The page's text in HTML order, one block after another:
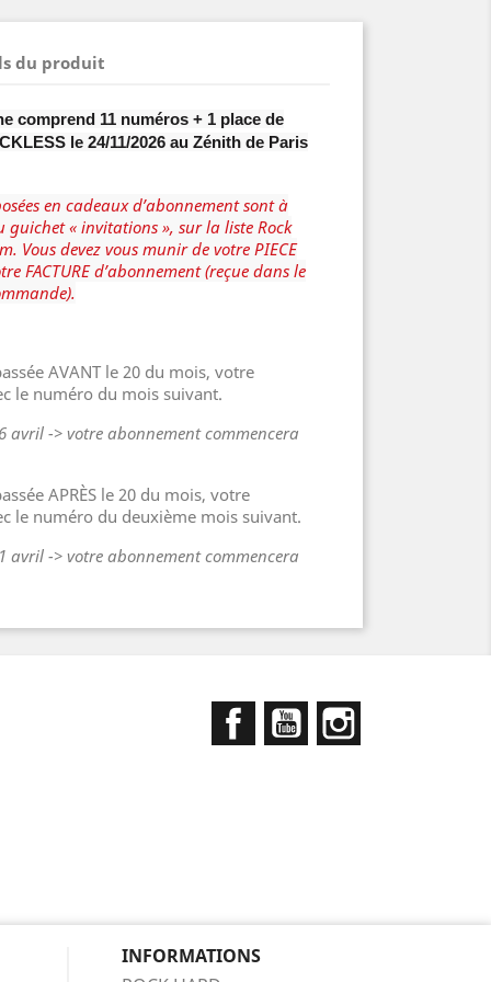
du produit
comprend 11 numéros + 1 place de
le 24/11/2026 au Zénith de Paris
en cadeaux d’abonnement sont à
« invitations », sur la liste Rock
Vous devez vous munir de votre PIECE
FACTURE d’abonnement (reçue dans le
AVANT le 20 du mois, votre
le numéro du mois suivant.
avril -> votre abonnement commencera
APRÈS le 20 du mois, votre
le numéro du deuxième mois suivant.
avril -> votre abonnement commencera
FacebookYouTube
INFORMATIONS